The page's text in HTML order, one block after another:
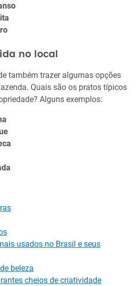
no local
também trazer algumas opções
Quais são os pratos típicos
Alguns exemplos:
usados no Brasil e seus
beleza
cheios de criatividade